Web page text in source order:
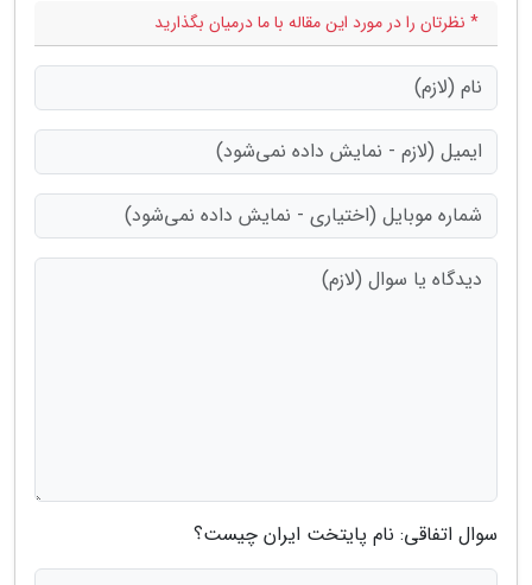
* نظرتان را در مورد این مقاله با ما درمیان بگذارید
سوال اتفاقی: نام پایتخت ایران چیست؟